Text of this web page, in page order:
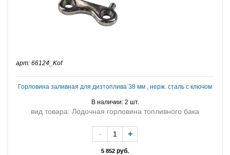
арт: 66124_Kof
Горловина заливная для дизтоплива 38 мм , нерж. сталь с ключом
В наличии: 2 шт.
вид товара: Лодочная горловина топливного бака
5 852 руб.
- +